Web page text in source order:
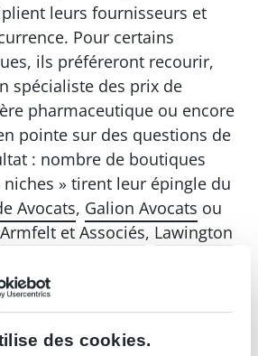
des cookies.
leurs fournisseurs et
Pour certains
ils préféreront recourir,
spécialiste des prix de
pharmaceutique ou encore
pointe sur des questions de
: nombre de boutiques
niches » tirent leur épingle du
Avocats, Galion Avocats ou
Armfelt et Associés, Lawington
Hobson
(affaires publiques),